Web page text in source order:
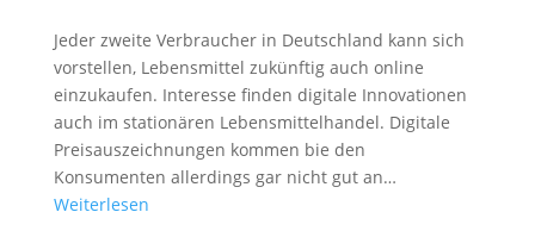
Jeder zweite Verbraucher in Deutschland kann sich
vorstellen, Lebensmittel zukünftig auch online
einzukaufen. Interesse finden digitale Innovationen
auch im stationären Lebensmittelhandel. Digitale
Preisauszeichnungen kommen bie den
Konsumenten allerdings gar nicht gut an…
Weiterlesen